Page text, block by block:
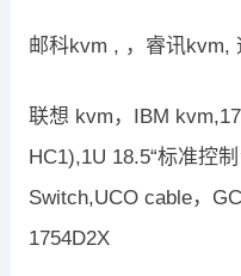
邮科kvm , ，睿讯kvm,
联想 kvm，IBM
HC1),1U 18.5“标准控
Switch,UCO cable，
1754D2X